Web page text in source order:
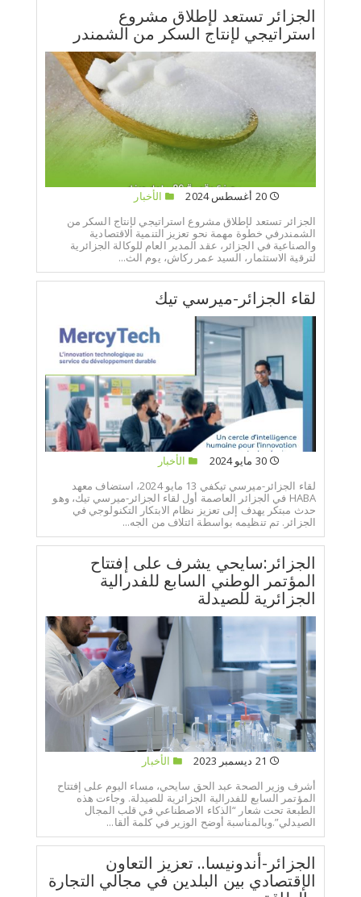
الجزائر تستعد لإطلاق مشروع
استراتيجي لإنتاج السكر من الشمندر
20 أغسطس 2024
الأخبار
الجزائر تستعد لإطلاق مشروع استراتيجي لإنتاج السكر من
الشمندرفي خطوة مهمة نحو تعزيز التنمية الاقتصادية
والصناعية في الجزائر، عقد المدير العام للوكالة الجزائرية
لترقية الاستثمار، السيد عمر ركاش، يوم الث...
لقاء الجزائر-ميرسي تيك
30 مايو 2024
الأخبار
لقاء الجزائر-ميرسي تيكفي 13 مايو 2024، استضاف معهد
HABA في الجزائر العاصمة أول لقاء الجزائر-ميرسي تيك، وهو
حدث مبتكر يهدف إلى تعزيز نظام الابتكار التكنولوجي في
الجزائر. تم تنظيمه بواسطة ائتلاف من الجه...
الجزائر:سايحي يشرف على إفتتاح
المؤتمر الوطني السابع للفدرالية
الجزائرية للصيدلة
الأخبار
أشرف وزير الصحة عبد الحق سايحي، مساء اليوم على إفتتاح
المؤتمر السابع للفدرالية الجزائرية للصيدلة. وجاءت هذه
الطبعة تحت شعار “الذكاء الاصطناعي في قلب المجال
الصيدلي”.وبالمناسبة أوضح الوزير في كلمة ألقا...
الجزائر-أندونيسا.. تعزيز التعاون
الإقتصادي بين البلدين في مجالي التجارة